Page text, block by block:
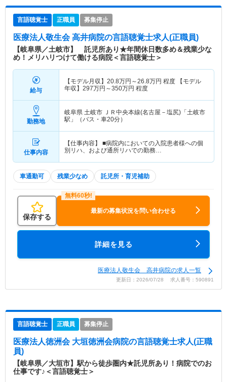
言語聴覚士 正職員 募集停止
医療法人敬生会 高井病院の言語聴覚士求人(正職員)
【岐阜県／土岐市】 託児所あり★年間休日数多め＆残業少な
め！メリハリつけて働ける病院＜言語聴覚士＞
給与
【モデル月収】 20.8万円～26.8万円 程度 【モデル
年収】 297万円～350万円 程度
勤務地
岐阜県 土岐市 ＪＲ中央本線(名古屋－塩尻)「土岐市
駅」（バス・車20分）
仕事内容
【仕事内容】 ■病院内においての入院患者様への個
別リハ、および通所リハでの勤務…
車通勤可 残業少なめ 託児所・育児補助
保存する
最新の募集状況を問い合わせる
詳細を見る
医療法人敬生会 高井病院の求人一覧
更新日：2026/07/28 求人番号：590891
言語聴覚士 正職員 募集停止
医療法人徳洲会 大垣徳洲会病院の言語聴覚士求人(正職
員)
【岐阜県／大垣市】駅から徒歩圏内★託児所あり！病院でのお
仕事です♪＜言語聴覚士＞